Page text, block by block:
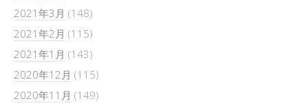
2021年3月 (148)
2021年2月 (115)
2021年1月 (143)
2020年12月 (115)
2020年11月 (149)